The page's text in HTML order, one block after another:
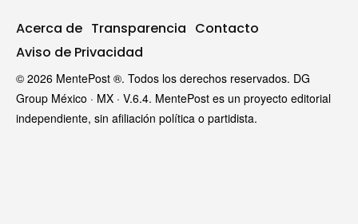
Acerca de Transparencia Contacto
Aviso de Privacidad
© 2026 MentePost ®. Todos los derechos reservados. DG
Group México · MX · V.6.4. MentePost es un proyecto editorial
independiente, sin afiliación política o partidista.